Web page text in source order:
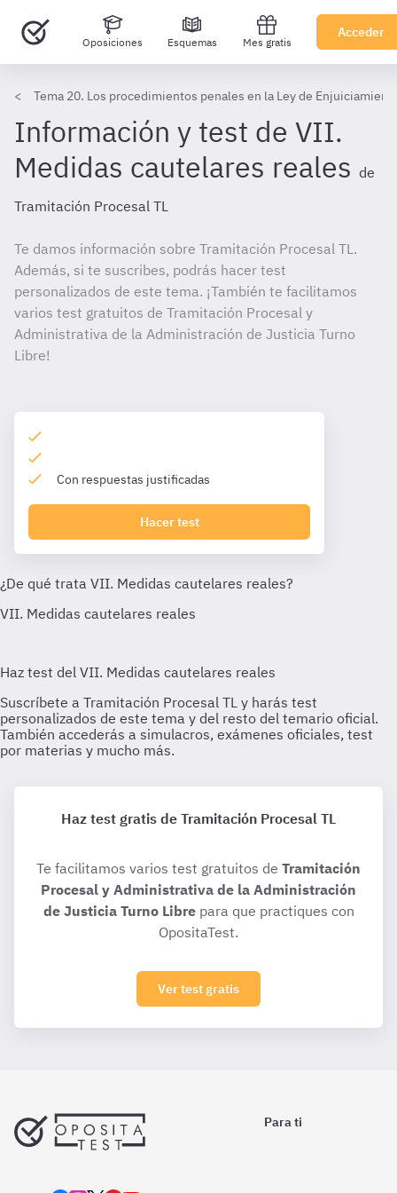
Oposiciones Esquemas Mes gratis
Acceder
Tema 20. Los procedimientos penales en la Ley de
Información y test de VII.
Medidas cautelares reales de
Tramitación Procesal TL
Te damos información sobre Tramitación Procesal TL.
Además, si te suscribes, podrás hacer test
personalizados de este tema. ¡También te facilitamos
varios test gratuitos de Tramitación Procesal y
Administrativa de la Administración de Justicia Turno
Libre!
Con respuestas justificadas
Hacer test
Haz test gratis de Tramitación Procesal TL
Te facilitamos varios test gratuitos de Tramitación
Procesal y Administrativa de la Administración
de Justicia Turno Librepara que practiques con
OpositaTest.
Ver test gratis
Para ti